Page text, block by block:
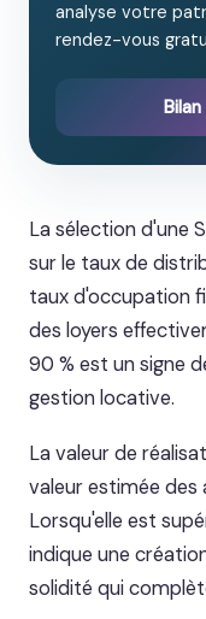
analyse votre
rendez-vous
La sélection d'une
sur le taux de
taux d'occupation
des loyers
90 % est un signe
gestion locative.
La valeur de
valeur estimée des
Lorsqu'elle est
indique une
solidité qui